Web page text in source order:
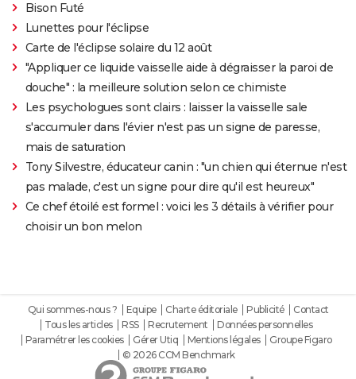
Bison Futé
Lunettes pour l'éclipse
Carte de l'éclipse solaire du 12 août
"Appliquer ce liquide vaisselle aide à dégraisser la paroi de
douche" : la meilleure solution selon ce chimiste
Les psychologues sont clairs : laisser la vaisselle sale
s'accumuler dans l'évier n'est pas un signe de paresse,
mais de saturation
Tony Silvestre, éducateur canin : "un chien qui éternue n'est
pas malade, c'est un signe pour dire qu'il est heureux"
Ce chef étoilé est formel : voici les 3 détails à vérifier pour
choisir un bon melon
Qui sommes-nous ? Equipe Charte éditoriale Publicité
Contact
Tous les articles
RSS Recrutement
Données personnelles
Paramétrer les cookies
Gérer Utiq Mentions légales
Groupe Figaro
© 2026 CCM Benchmark